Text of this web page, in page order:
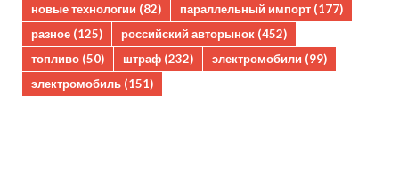
новые технологии (82) параллельный импорт (177)
разное (125) российский авторынок (452)
топливо (50) штраф (232) электромобили (99)
электромобиль (151)